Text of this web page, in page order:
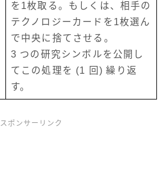
を1枚取る。もしくは、相手の
テクノロジーカードを1枚選ん
で中央に捨てさせる。
3 つの研究シンボルを公開し
てこの処理を (1 回) 繰り返
す。
スポンサーリンク